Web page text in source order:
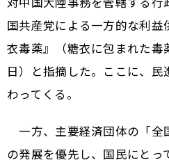
国共産党による一方的な利
衣毒薬』（糖衣に包まれた毒
日）と指摘した。ここに、
わってくる。
一方、主要経済団体の「全
の発展を優先し、国民にとっ